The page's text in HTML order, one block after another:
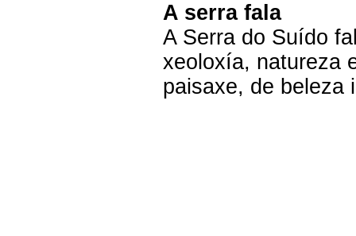
A serra fala
A Serra do Suído
xeoloxía, natureza
paisaxe, de beleza